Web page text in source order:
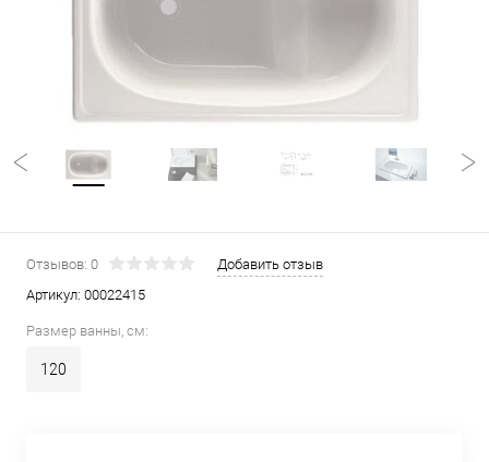
Отзывов: 0
Добавить отзыв
Артикул: 00022415
Размер ванны, см:
120